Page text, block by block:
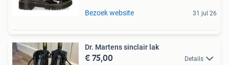
Bezoek website 31 jul 26
Dr. Martens sinclair lak
€ 75,00 Details